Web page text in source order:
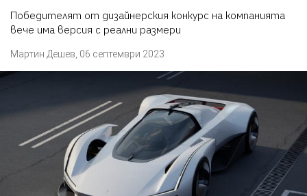
Победителят от дизайнерския конкурс на компанията
вече има версия с реални размери
Мартин Дешев 06 септември 2023